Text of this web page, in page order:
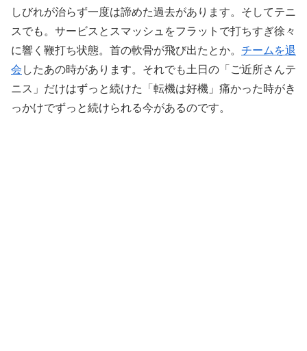
しびれが治らず一度は諦めた過去があります。そしてテニ
スでも。サービスとスマッシュをフラットで打ちすぎ徐々
に響く鞭打ち状態。首の軟骨が飛び出たとか。 チームを退
会 したあの時があります。それでも土日の「ご近所さんテ
ニス」だけはずっと続けた「転機は好機」痛かった時がき
っかけでずっと続けられる今があるのです。